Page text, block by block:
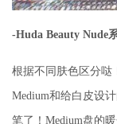
-Huda Beauty Nude
根据不同肤色区分哒
Medium和给白皮设
笔了！Medium盘的